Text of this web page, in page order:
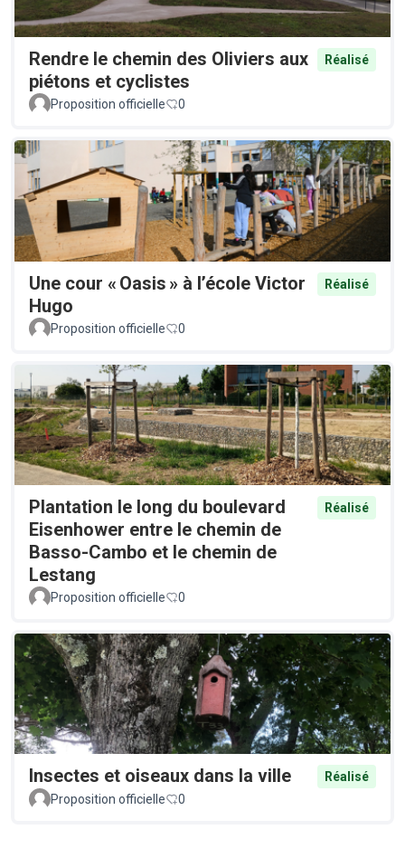
Rendre le chemin des Oliviers aux
piétons et cyclistes
Réalisé
Proposition officielle 0
Une cour « Oasis » à l’école Victor
Hugo
Réalisé
Proposition officielle 0
Plantation le long du boulevard
Eisenhower entre le chemin de
Basso-Cambo et le chemin de
Lestang
Réalisé
Proposition officielle 0
Insectes et oiseaux dans la ville
Réalisé
Proposition officielle
0